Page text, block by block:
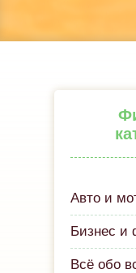
Авто и
Бизнес и
Всё обо